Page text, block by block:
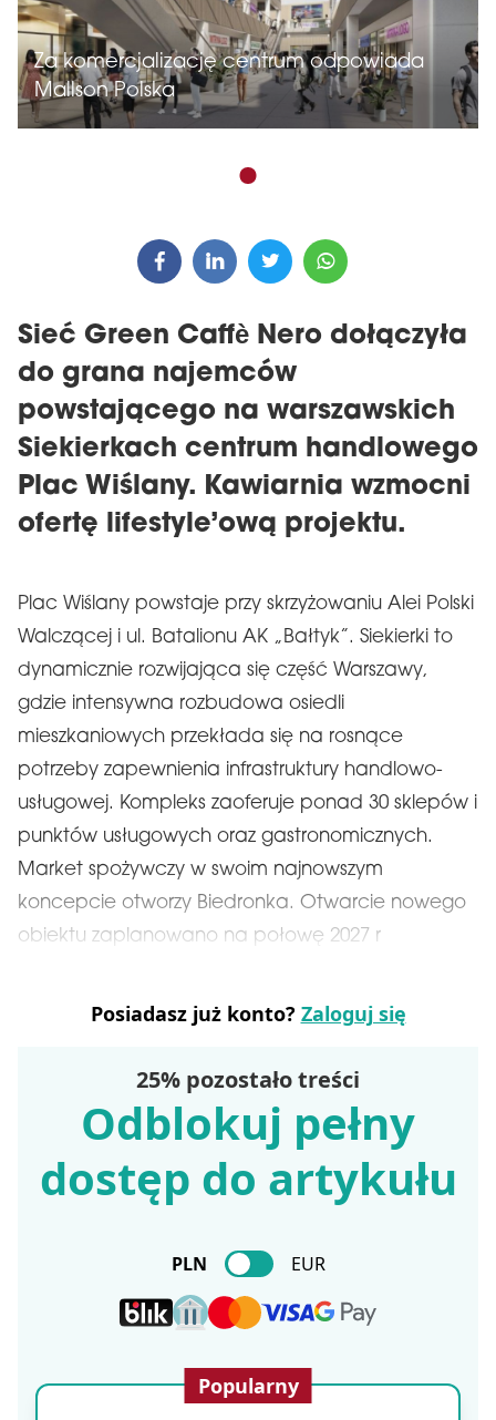
Za komercjalizację centrum odpowiada
Mallson Polska
Sieć Green Caffè Nero dołączyła
do grana najemców
powstającego na warszawskich
Siekierkach centrum handlowego
Plac Wiślany. Kawiarnia wzmocni
ofertę lifestyle’ową projektu.
Plac Wiślany powstaje przy skrzyżowaniu Alei Polski
Walczącej i ul. Batalionu AK „Bałtyk”. Siekierki to
dynamicznie rozwijająca się część Warszawy,
gdzie intensywna rozbudowa osiedli
mieszkaniowych przekłada się na rosnące
potrzeby zapewnienia infrastruktury handlowo-
usługowej. Kompleks zaoferuje ponad 30 sklepów i
punktów usługowych oraz gastronomicznych.
Market spożywczy w swoim najnowszym
koncepcie otworzy Biedronka. Otwarcie nowego
obiektu zaplanowano na połowę 2027 r
Posiadasz już konto? Zaloguj się
25% pozostało treści
Odblokuj pełny
dostęp do artykułu
PLN EUR
Popularny